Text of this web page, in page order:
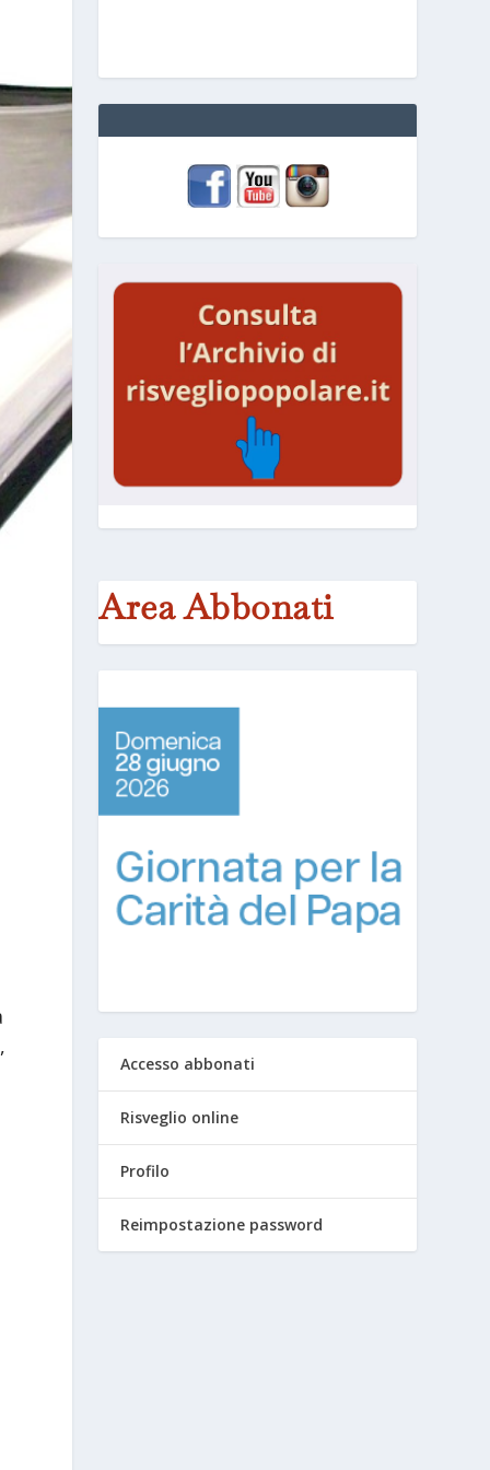
Area Abbonati
Accesso abbonati
Risveglio online
Profilo
Reimpostazione password